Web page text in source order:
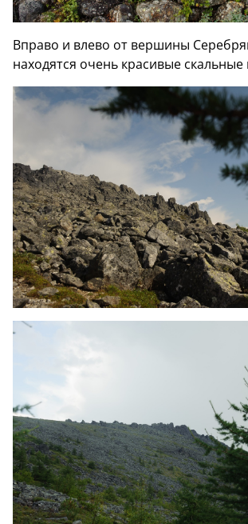
Вправо и влево от вершины
находятся очень красивые скальные